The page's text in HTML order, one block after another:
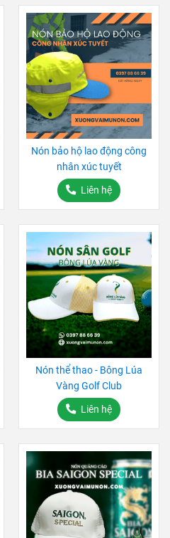
Nón bảo hộ lao động công
nhân xúc tuyết
Liên hệ
Nón thể thao - Bông Lúa
Vàng Golf Club
Liên hệ